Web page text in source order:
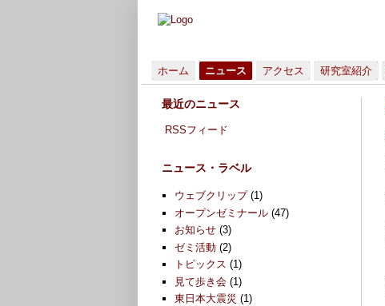
ホーム ニュース アクセス 研究室紹介
最近のニュース
RSSフィード
ニュース・ラベル
ウェブクリップ (1)
オープンゼミナール (47)
お知らせ (3)
ゼミ活動 (2)
トピックス (1)
見て歩き会 (1)
東日本大震災 (1)